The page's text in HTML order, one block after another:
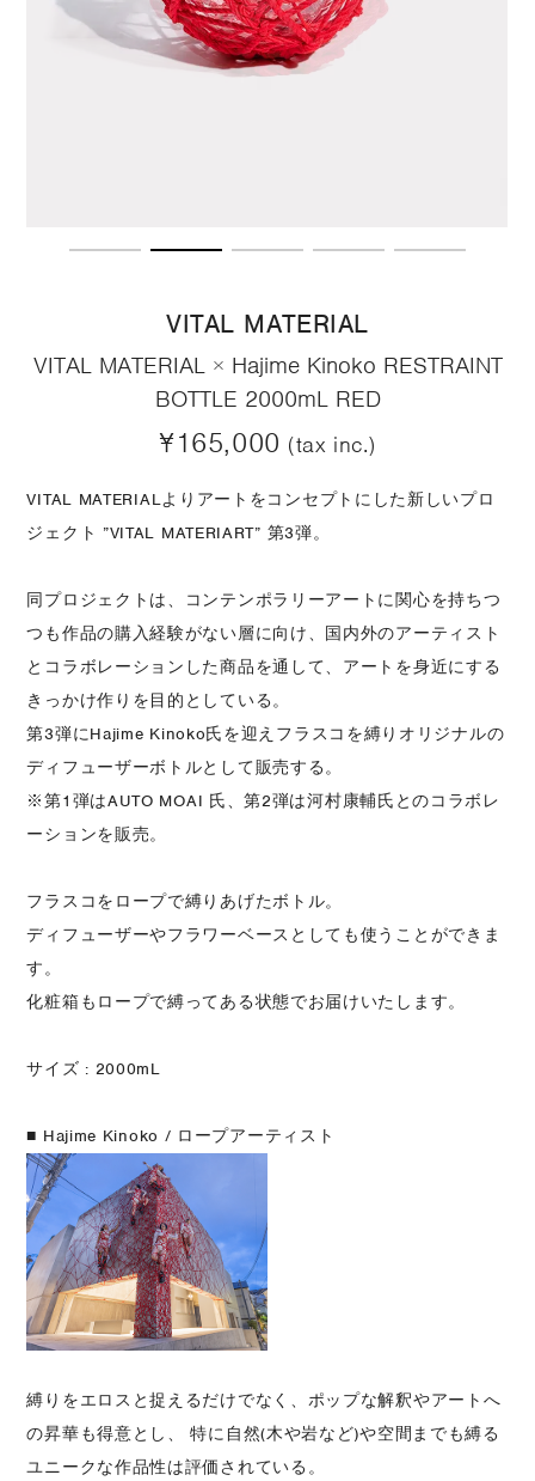
VITAL MATERIAL
VITAL MATERIAL × Hajime Kinoko RESTRAINT
BOTTLE 2000mL RED
¥165,000 (tax inc.)
VITAL MATERIALよりアートをコンセプトにした新しいプロ
ジェクト ”VITAL MATERIART” 第3弾。
同プロジェクトは、コンテンポラリーアートに関心を持ちつ
つも作品の購入経験がない層に向け、国内外のアーティスト
とコラボレーションした商品を通して、アートを身近にする
きっかけ作りを目的としている。
第3弾にHajime Kinoko氏を迎えフラスコを縛りオリジナルの
ディフューザーボトルとして販売する。
※第1弾はAUTO MOAI 氏、第2弾は河村康輔氏とのコラボレ
ーションを販売。
フラスコをロープで縛りあげたボトル。
ディフューザーやフラワーベースとしても使うことができま
す。
化粧箱もロープで縛ってある状態でお届けいたします。
サイズ : 2000mL
■ Hajime Kinoko / ロープアーティスト
縛りをエロスと捉えるだけでなく、ポップな解釈やアートへ
の昇華も得意とし、 特に自然(木や岩など)や空間までも縛る
ユニークな作品性は評価されている。